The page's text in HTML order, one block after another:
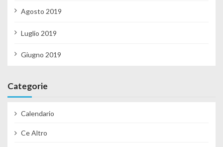
Agosto 2019
Luglio 2019
Giugno 2019
Categorie
Calendario
Ce Altro